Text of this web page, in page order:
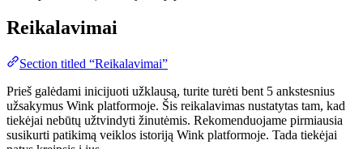
Reikalavimai
Section titled “Reikalavimai”
Prieš galėdami inicijuoti užklausą, turite turėti bent 5 ankstesnius
užsakymus Wink platformoje. Šis reikalavimas nustatytas tam, kad
tiekėjai nebūtų užtvindyti žinutėmis. Rekomenduojame pirmiausia
susikurti patikimą veiklos istoriją Wink platformoje. Tada tiekėjai